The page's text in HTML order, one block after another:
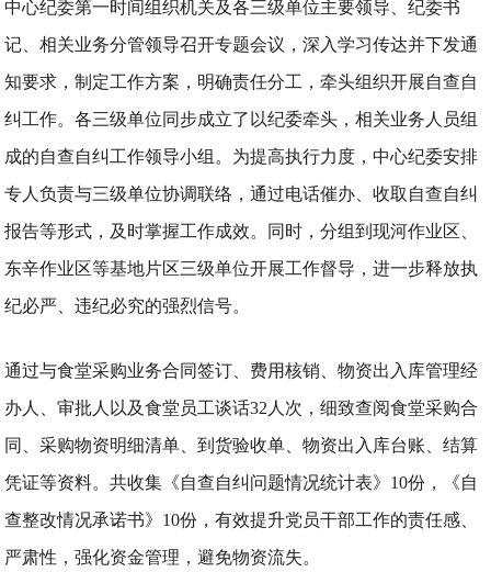
中心纪委第一时间组织机关及各三级单位主要领导、纪委书
记、相关业务分管领导召开专题会议，深入学习传达并下发通
知要求，制定工作方案，明确责任分工，牵头组织开展自查自
纠工作。各三级单位同步成立了以纪委牵头，相关业务人员组
成的自查自纠工作领导小组。为提高执行力度，中心纪委安排
专人负责与三级单位协调联络，通过电话催办、收取自查自纠
报告等形式，及时掌握工作成效。同时，分组到现河作业区、
东辛作业区等基地片区三级单位开展工作督导，进一步释放执
纪必严、违纪必究的强烈信号。
通过与食堂采购业务合同签订、费用核销、物资出入库管理经
办人、审批人以及食堂员工谈话32人次，细致查阅食堂采购合
同、采购物资明细清单、到货验收单、物资出入库台账、结算
凭证等资料。共收集《自查自纠问题情况统计表》10份，《自
查整改情况承诺书》10份，有效提升党员干部工作的责任感、
严肃性，强化资金管理，避免物资流失。